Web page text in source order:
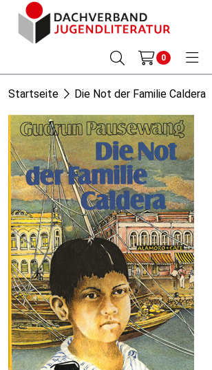
0
Startseite Die Not der Familie Caldera